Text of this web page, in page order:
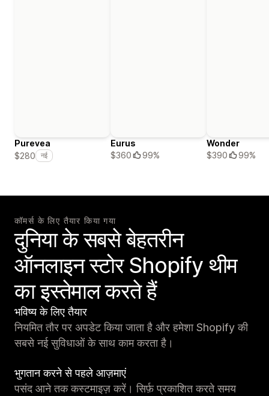
Purevea
$280
नई
Eurus
$360
99%
Wonder
$390
99%
कॉमर्स के लिए तैयार किया गया
दुनिया के सबसे बेहतरीन
ऑनलाइन स्टोर Shopify थीम
का इस्तेमाल करते हैं
भविष्य के लिए तैयार
नियमित तौर पर अपडेट किया जाता है और हमेशा Shopify की
सबसे नई सुविधाओं के साथ काम करता है।
भुगतान करने से पहले आज़माएं
पसंद आने तक कस्टमाइज़ करें। सिर्फ़ प्रकाशित करते समय